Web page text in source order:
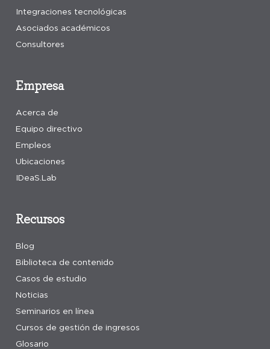
Empresa
Acerca de
Equipo directivo
Empleos
Ubicaciones
IDeaS.Lab
Recursos
Blog
Biblioteca de contenido
Casos de estudio
Noticias
Seminarios en línea
Cursos de gestión de ingresos
Glosario
Integraciones tecnológicas
Asociados académicos
Consultores